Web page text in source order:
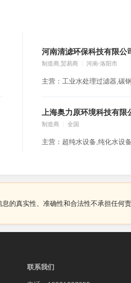
河南清滤环保科技有限公
制造商,贸易商 河南-洛阳市
上海奥力原环境科技有限
制造商 全国
的真实性、准确性和合法性不承担任何
联系我们